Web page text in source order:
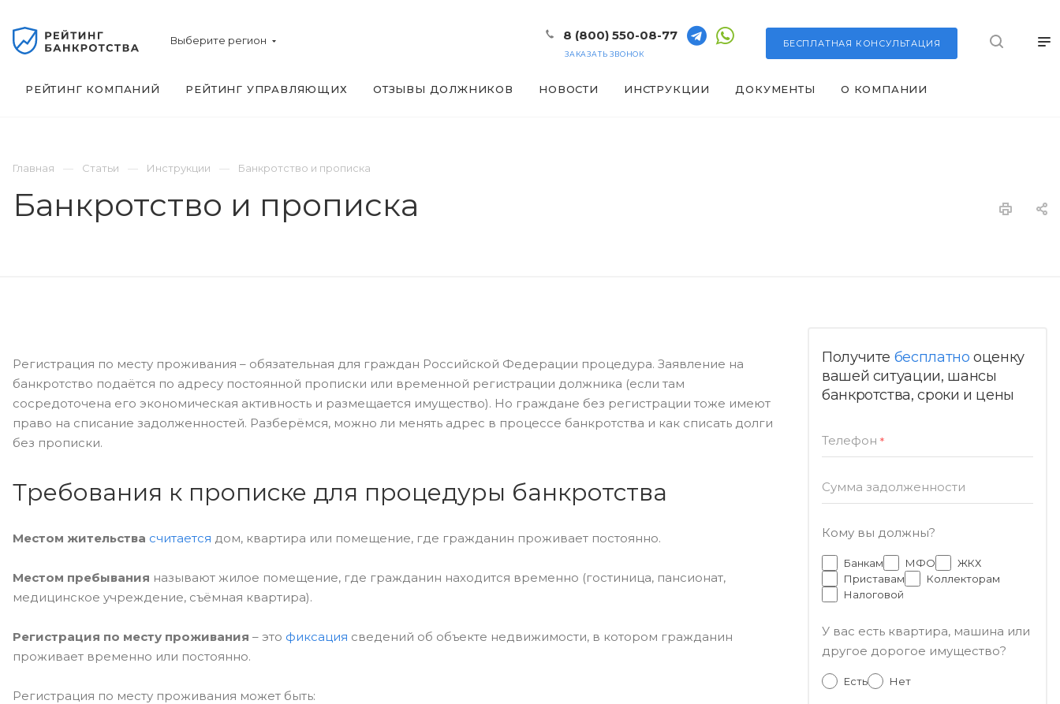
Выберите регион БЕСПЛАТНАЯ КОНСУЛЬТАЦИЯ
8 (800) 550-08-77
ЗАКАЗАТЬ ЗВОНОК
РЕЙТИНГ КОМПАНИЙ РЕЙТИНГ УПРАВЛЯЮЩИХ ОТЗЫВЫ ДОЛЖНИКОВ НОВОСТИ ИНСТРУКЦИИ ДОКУМЕНТЫ О КОМПАНИИ
Главная Статьи Инструкции Банкротство и прописка
Банкротство и прописка
Регистрация по месту проживания – обязательная для граждан Российской Федерации процедура. Заявление на
банкротство подаётся по адресу постоянной прописки или временной регистрации должника (если там
сосредоточена его экономическая активность и размещается имущество). Но граждане без регистрации тоже имеют
право на списание задолженностей. Разберёмся, можно ли менять адрес в процессе банкротства и как списать долги
без прописки.
Требования к прописке для процедуры банкротства
Местом жительства считается дом, квартира или помещение, где гражданин проживает постоянно.
Местом пребывания называют жилое помещение, где гражданин находится временно (гостиница, пансионат,
медицинское учреждение, съёмная квартира).
Регистрация по месту проживания – это фиксация сведений об объекте недвижимости, в котором гражданин
проживает временно или постоянно.
Регистрация по месту проживания может быть:
Получите бесплатно оценку
вашей ситуации, шансы
банкротства, сроки и цены
Телефон *
Сумма задолженности
Кому вы должны?
Банкам МФО
ЖКХ
Приставам
Коллекторам
Налоговой
У вас есть квартира, машина или
другое дорогое имущество?
Есть Нет